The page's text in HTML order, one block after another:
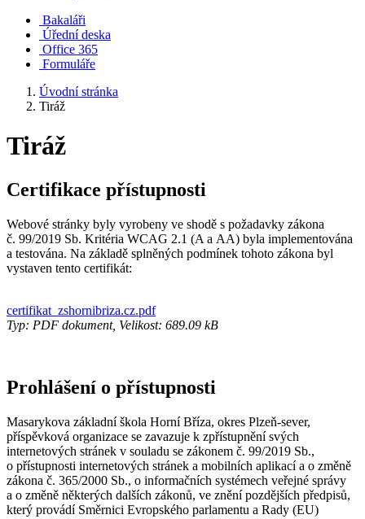
Bakaláři
Úřední deska
Office 365
Formuláře
Úvodní stránka
Tiráž
Tiráž
Certifikace přístupnosti
Webové stránky byly vyrobeny ve shodě s požadavky zákona
č. 99/2019 Sb. Kritéria WCAG 2.1 (A a AA) byla implementována
a testována. Na základě splněných podmínek tohoto zákona byl
vystaven tento certifikát:
certifikat_zshornibriza.cz.pdf
Typ: PDF dokument, Velikost: 689.09 kB
Prohlášení o přístupnosti
Masarykova základní škola Horní Bříza, okres Plzeň-sever,
příspěvková organizace se zavazuje k zpřístupnění svých
internetových stránek v souladu se zákonem č. 99/2019 Sb.,
o přístupnosti internetových stránek a mobilních aplikací a o změně
zákona č. 365/2000 Sb., o informačních systémech veřejné správy
a o změně některých dalších zákonů, ve znění pozdějších předpisů,
který provádí Směrnici Evropského parlamentu a Rady (EU)